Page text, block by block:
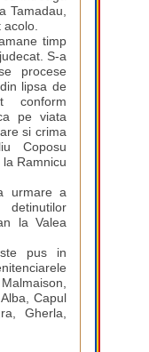
Tamadau,
timp
S-a
procese
lipsa de
conform
pe viata
si crima
Coposu
Ramnicu
urmare a
la Valea
pus in
Capul
Gherla,